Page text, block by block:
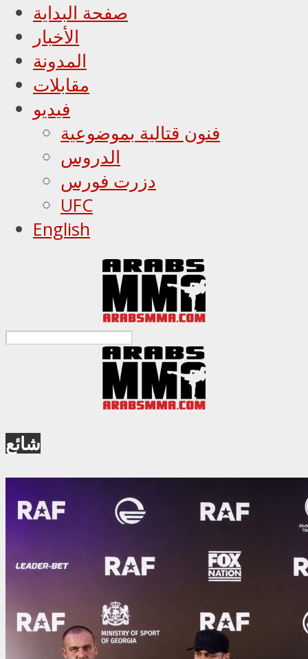
صفحة البداية
الأخبار
المدونة
مقابلات
فيديو
فنون قتالية بموضوعية
الدروس
دزرت فورس
UFC
English
شائع